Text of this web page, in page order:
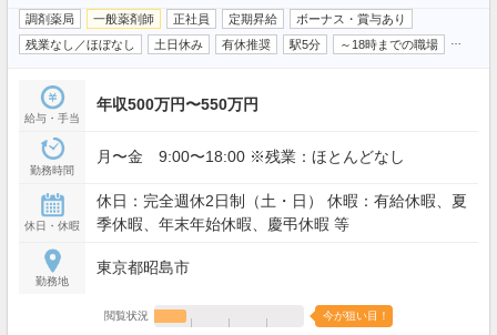
調剤薬局 一般薬剤師 正社員 定期昇給
ボーナス・賞与あり
残業なし／ほぼなし
土日休み 有休推奨 駅5分 ～18時までの職場
給与・手当
年収500万円〜550万円
勤務時間
月〜金 9:00〜18:00 ※残業：ほとんどなし
休日・休暇
休日：完全週休2日制（土・日） 休暇：有給休暇、夏
季休暇、年末年始休暇、慶弔休暇 等
勤務地
東京都昭島市
閲覧状況 今が狙い目！